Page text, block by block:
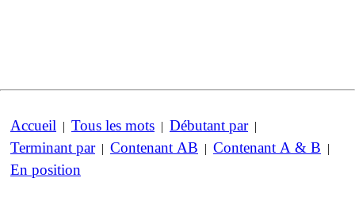
Accueil | Tous les mots | Débutant par|
Terminant par| Contenant AB | Contenant A & B |
En position